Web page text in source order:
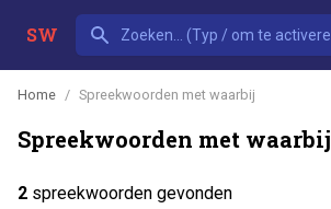
SW
Home Spreekwoorden met waarbij
Spreekwoorden met waarbij
2 spreekwoorden gevonden